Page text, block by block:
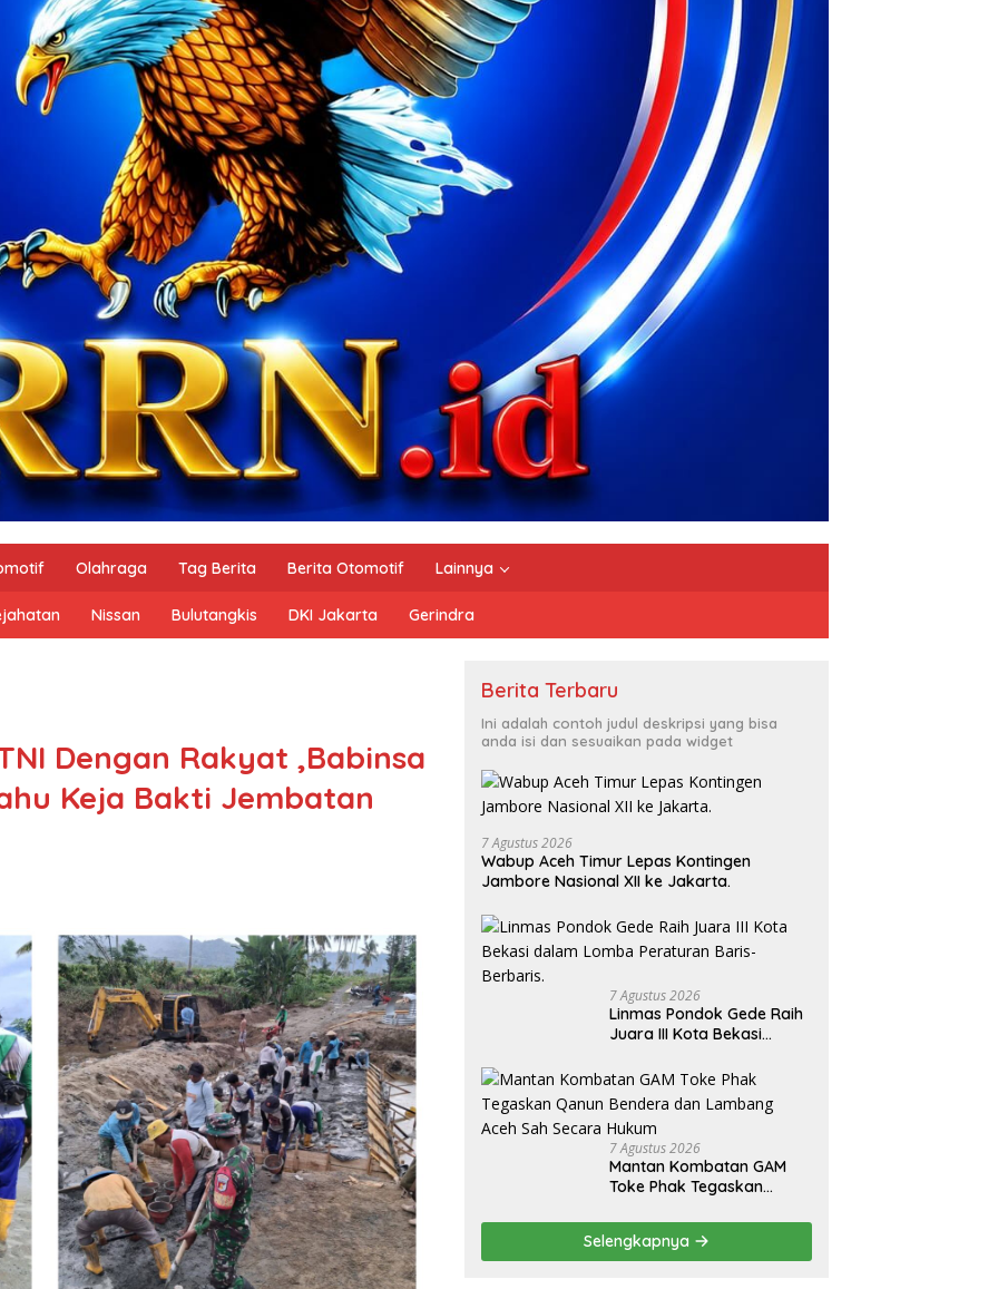
Olahraga Tag Berita Berita Otomotif Lainnya
Nissan Bulutangkis DKI Jakarta Gerindra
Dengan Rakyat ,Babinsa
Keja Bakti Jembatan
Berita Terbaru
Ini adalah contoh judul deskripsi yang bisa
anda isi dan sesuaikan pada widget
7 Agustus 2026
Wabup Aceh Timur Lepas Kontingen
Jambore Nasional XII ke Jakarta.
7 Agustus 2026
Linmas Pondok Gede Raih
Juara III Kota Bekasi
Baris-Berbaris.
7 Agustus 2026
Mantan Kombatan GAM
Toke Phak Tegaskan
Lambang Aceh Sah Secara
Hukum
Selengkapnya